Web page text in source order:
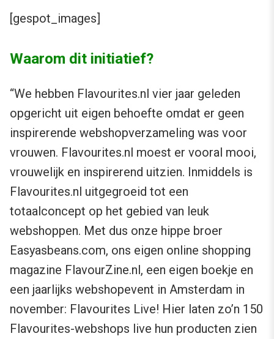
[gespot_images]
Waarom dit initiatief?
“We hebben Flavourites.nl vier jaar geleden
opgericht uit eigen behoefte omdat er geen
inspirerende webshopverzameling was voor
vrouwen. Flavourites.nl moest er vooral mooi,
vrouwelijk en inspirerend uitzien. Inmiddels is
Flavourites.nl uitgegroeid tot een
totaalconcept op het gebied van leuk
webshoppen. Met dus onze hippe broer
Easyasbeans.com, ons eigen online shopping
magazine FlavourZine.nl, een eigen boekje en
een jaarlijks webshopevent in Amsterdam in
november: Flavourites Live! Hier laten zo’n 150
Flavourites-webshops live hun producten zien